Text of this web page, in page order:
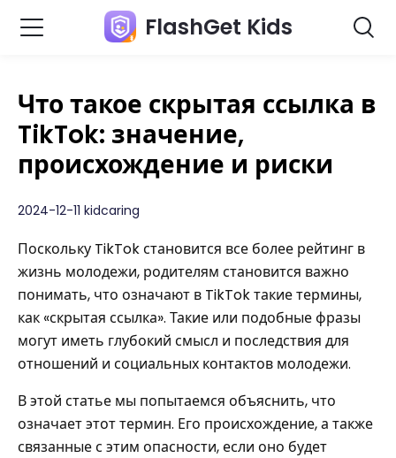
FlashGet Kids
Что такое скрытая ссылка в
TikTok: значение,
происхождение и риски
2024-12-11 kidcaring
Поскольку TikTok становится все более рейтинг в
жизнь молодежи, родителям становится важно
понимать, что означают в TikTok такие термины,
как «скрытая ссылка». Такие или подобные фразы
могут иметь глубокий смысл и последствия для
отношений и социальных контактов молодежи.
В этой статье мы попытаемся объяснить, что
означает этот термин. Его происхождение, а также
связанные с этим опасности, если оно будет